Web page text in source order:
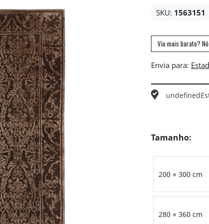
SKU: 1563151
Viu mais barato?
Envia para:
undefined
Tamanho:
200 × 300 cm
280 × 360 cm